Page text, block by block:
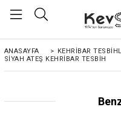
ANASAYFA > KEHRIBAR
SIYAH ATEŞ KEHRIBAR TESBIH